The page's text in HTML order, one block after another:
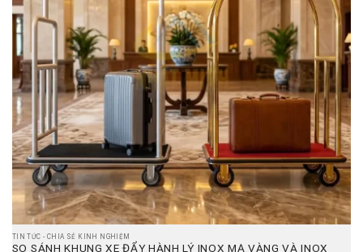
TIN TỨC - CHIA SẺ KINH NGHIỆM
SO SÁNH KHUNG XE ĐẨY HÀNH LÝ INOX MẠ VÀNG VÀ INOX